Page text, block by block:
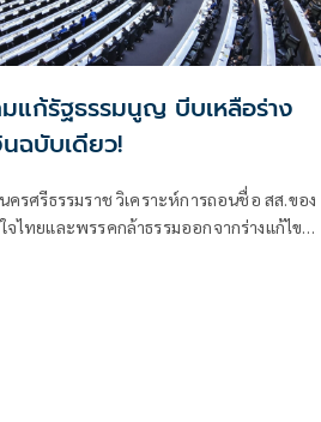
มแก้รัฐธรรมนูญ บีบเหลือร่าง
ฉบับเดียว!
ครศรีธรรมราช วิเคราะห์การถอนชื่อ สส.ของ
จไทยและพรรคกล้าธรรมออกจากร่างแก้ไข